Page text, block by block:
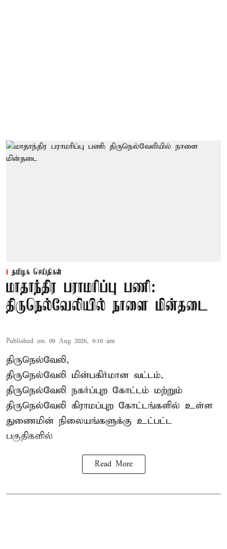
தமிழக செய்திகள்
மாதாந்திர பராமரிப்பு பணி:
திருநெல்வேலியில் நாளை மின்தடை
Published on: 09 Aug 2026, 9:10 am
திருநெல்வேலி,
திருநெல்வேலி மின்பகிர்மான வட்டம்,
திருநெல்வேலி நகர்ப்புற கோட்டம் மற்றும்
திருநெல்வேலி கிராமப்புற கோட்டங்களில் உள்ள
துணைமின் நிலையங்களுக்கு உட்பட்ட
பகுதிகளில்
Read More